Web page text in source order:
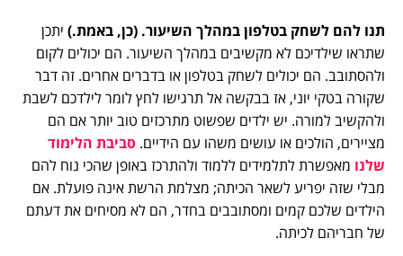
תנו להם לשחק בטלפון במהלך השיעור. (כן, באמת.) יתכן
שתראו שילדיכם לא מקשיבים במהלך השיעור. הם יכולים לקום
ולהסתובב. הם יכולים לשחק בטלפון או בדברים אחרים. זה דבר
שקורה בטקי יוני, אז בבקשה אל תרגישו לחץ לומר לילדכם לשבת
ולהקשיב למורה. יש ילדים שפשוט מתרכזים טוב יותר אם הם
מציירים, הולכים או עושים משהו עם הידיים. סביבת הלימוד
שלנו מאפשרת לתלמידים ללמוד ולהתרכז באופן שהכי נוח להם
מבלי שזה יפריע לשאר הכיתה; מצלמת הרשת אינה פועלת. אם
הילדים שלכם קמים ומסתובבים בחדר, הם לא מסיחים את דעתם
של חבריהם לכיתה.